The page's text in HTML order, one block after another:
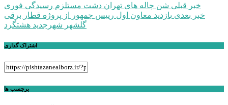
راهبری
نوشته
خبر قبلی شن چاله های تهران دشت مستلزم رسیدگی فوری
خبر بعدی بازدید معاون اول رییس جمهور از پروژه قطار برقی
گلشهر شهرجدید هشتگرد
اشتراک گذاری
برچسب ها